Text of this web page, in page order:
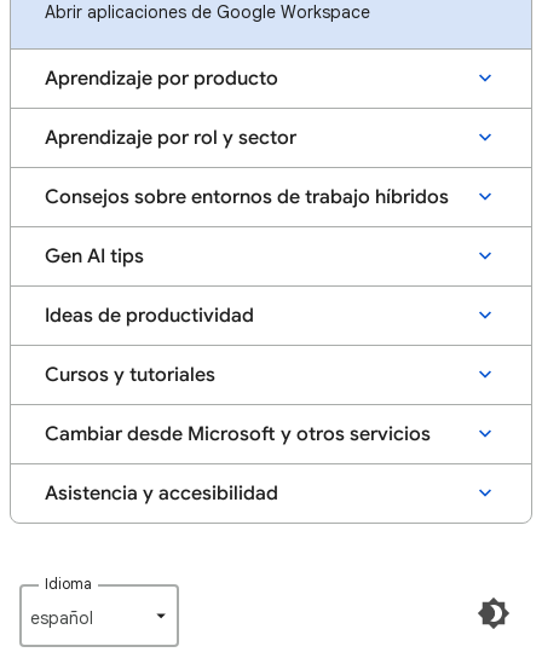
Abrir aplicaciones de Google Workspace
Aprendizaje por producto
Aprendizaje por rol y sector
Consejos sobre entornos de trabajo híbridos
Gen AI tips
Ideas de productividad
Cursos y tutoriales
Cambiar desde Microsoft y otros servicios
Asistencia y accesibilidad
Idioma
español‎